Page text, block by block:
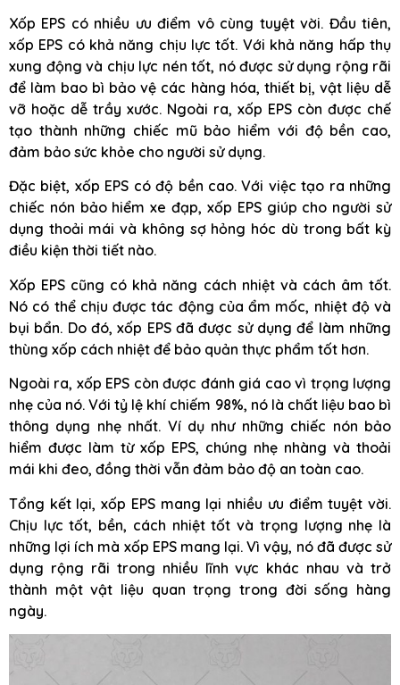
Xốp EPS có nhiều ưu điểm vô cùng tuyệt vời. Đầu tiên,
xốp EPS có khả năng chịu lực tốt. Với khả năng hấp thụ
xung động và chịu lực nén tốt, nó được sử dụng rộng rãi
để làm bao bì bảo vệ các hàng hóa, thiết bị, vật liệu dễ
vỡ hoặc dễ trầy xước. Ngoài ra, xốp EPS còn được chế
tạo thành những chiếc mũ bảo hiểm với độ bền cao,
đảm bảo sức khỏe cho người sử dụng.
Đặc biệt, xốp EPS có độ bền cao. Với việc tạo ra những
chiếc nón bảo hiểm xe đạp, xốp EPS giúp cho người sử
dụng thoải mái và không sợ hỏng hóc dù trong bất kỳ
điều kiện thời tiết nào.
Xốp EPS cũng có khả năng cách nhiệt và cách âm tốt.
Nó có thể chịu được tác động của ẩm mốc, nhiệt độ và
bụi bẩn. Do đó, xốp EPS đã được sử dụng để làm những
thùng xốp cách nhiệt để bảo quản thực phẩm tốt hơn.
Ngoài ra, xốp EPS còn được đánh giá cao vì trọng lượng
nhẹ của nó. Với tỷ lệ khí chiếm 98%, nó là chất liệu bao bì
thông dụng nhẹ nhất. Ví dụ như những chiếc nón bảo
hiểm được làm từ xốp EPS, chúng nhẹ nhàng và thoải
mái khi đeo, đồng thời vẫn đảm bảo độ an toàn cao.
Tổng kết lại, xốp EPS mang lại nhiều ưu điểm tuyệt vời.
Chịu lực tốt, bền, cách nhiệt tốt và trọng lượng nhẹ là
những lợi ích mà xốp EPS mang lại. Vì vậy, nó đã được sử
dụng rộng rãi trong nhiều lĩnh vực khác nhau và trở
thành một vật liệu quan trọng trong đời sống hàng
ngày.